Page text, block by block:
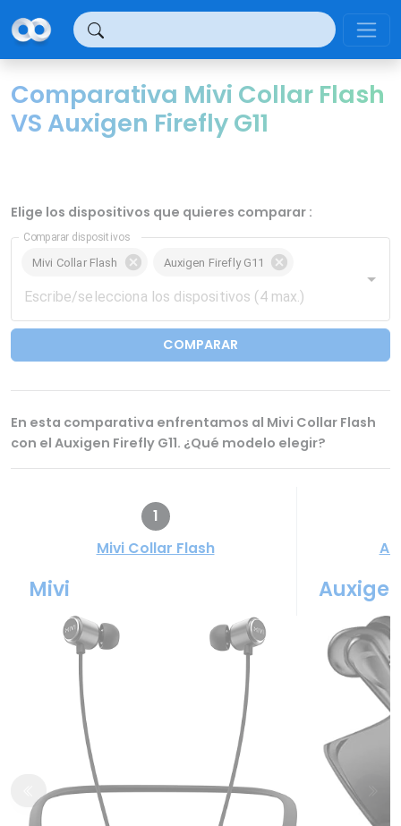
Comparativa Mivi Collar Flash
VS Auxigen Firefly G11
Elige los dispositivos que quieres comparar :
Comparar dispositivos
Mivi Collar Flash Auxigen Firefly G11
COMPARAR
En esta comparativa enfrentamos al Mivi Collar Flash
con el Auxigen Firefly G11. ¿Qué modelo elegir?
1
Mivi Collar Flash
Mivi
Panel de gestión de cookies